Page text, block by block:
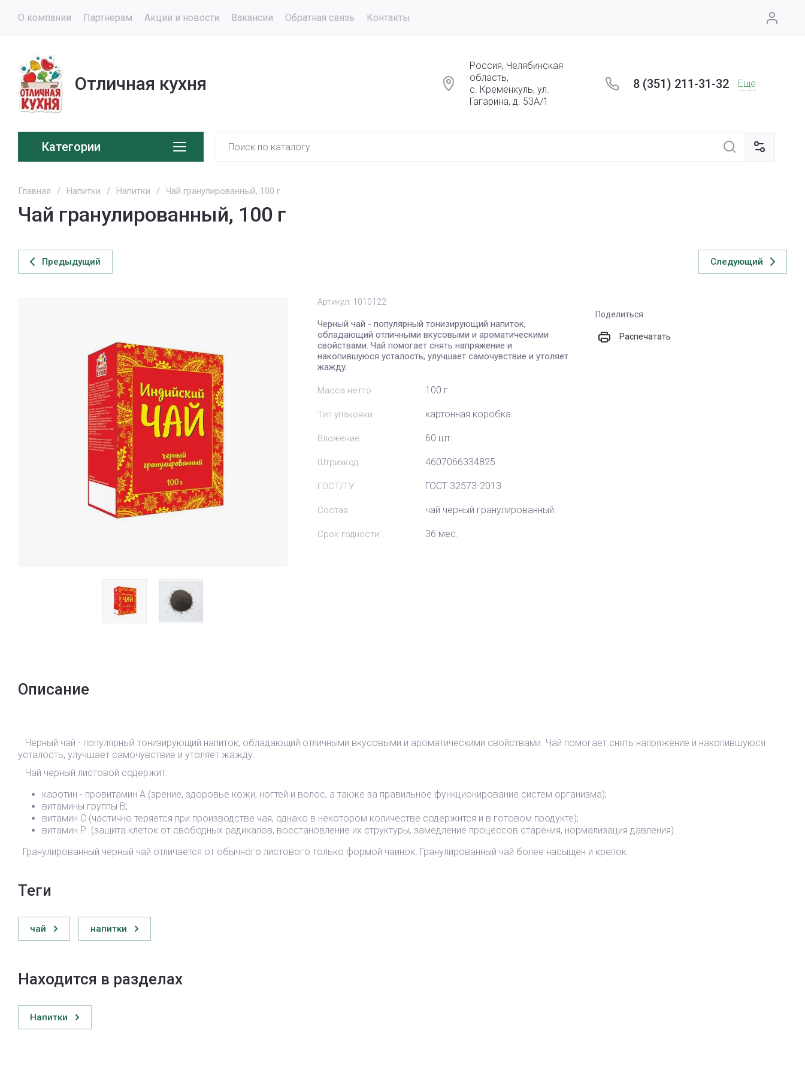
О компании Партнерам Акции и новости Вакансии Обратная связь Контакты
Отличная кухня
Россия, Челябинская
область,
с. Кременкуль, ул.
Гагарина, д. 53А/1
8 (351) 211-31-32 Еще
Категории
Главная / Напитки / Напитки / Чай гранулированный, 100 г
Чай гранулированный, 100 г
Предыдущий Следующий
Артикул: 1010122
Черный чай - популярный тонизирующий напиток,
обладающий отличными вкусовыми и ароматическими
свойствами. Чай помогает снять напряжение и
накопившуюся усталость, улучшает самочувствие и утоляет
жажду.
Масса нетто 100 г
Тип упаковки картонная коробка
Вложение 60 шт.
Штрихкод 4607066334825
ГОСТ/ТУ ГОСТ 32573-2013
Состав чай черный гранулированный
Срок годности 36 мес.
Поделиться
Распечатать
Описание
Черный чай - популярный тонизирующий напиток, обладающий отличными вкусовыми и ароматическими свойствами. Чай помогает снять напряжение и накопившуюся
усталость, улучшает самочувствие и утоляет жажду.
Чай черный листовой содержит:
каротин - провитамин А (зрение, здоровье кожи, ногтей и волос, а также за правильное функционирование систем организма);
витамины группы В;
витамин С (частично теряется при производстве чая, однако в некотором количестве содержится и в готовом продукте);
витамин Р (защита клеток от свободных радикалов, восстановление их структуры, замедление процессов старения, нормализация давления).
Гранулированный черный чай отличается от обычного листового только формой чаинок. Гранулированный чай более насыщен и крепок.
теги
чай напитки
Находится в разделах
Напитки